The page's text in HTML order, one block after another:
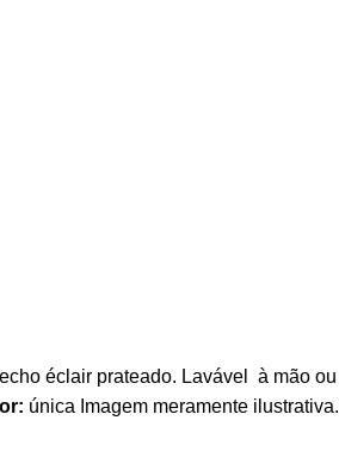
éclair prateado. Lavável à mão ou
única Imagem meramente ilustrativa.